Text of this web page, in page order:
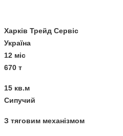
Харків Трейд Сервіс
Україна
12 міс
670 т
15 кв.м
Сипучий
З тяговим механізмом